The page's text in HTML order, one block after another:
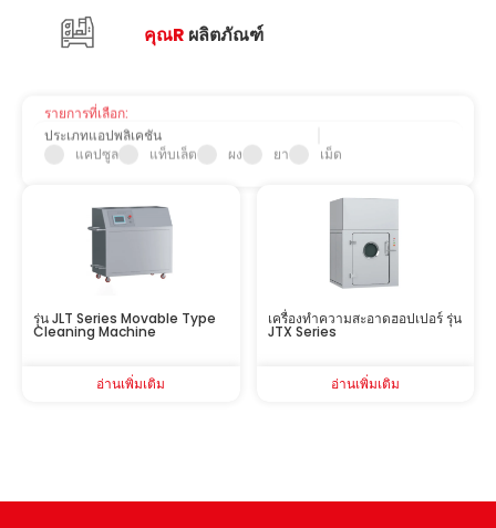
คุณR ผลิตภัณฑ์
ประเภทแอปพลิเคชัน
แคปซูล
แท็บเล็ต
รุ่น JLT Series Movable Type
Cleaning Machine
อ่านเพิ่มเติม
เครื่องทำความสะอาดฮอปเปอร์ รุ่น
JTX Series
อ่านเพิ่มเติม